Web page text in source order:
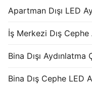
Apartman Dışı LED
İş Merkezi Dış Cephe
Bina Dışı Aydınlatma
Bina Dış Cephe LED